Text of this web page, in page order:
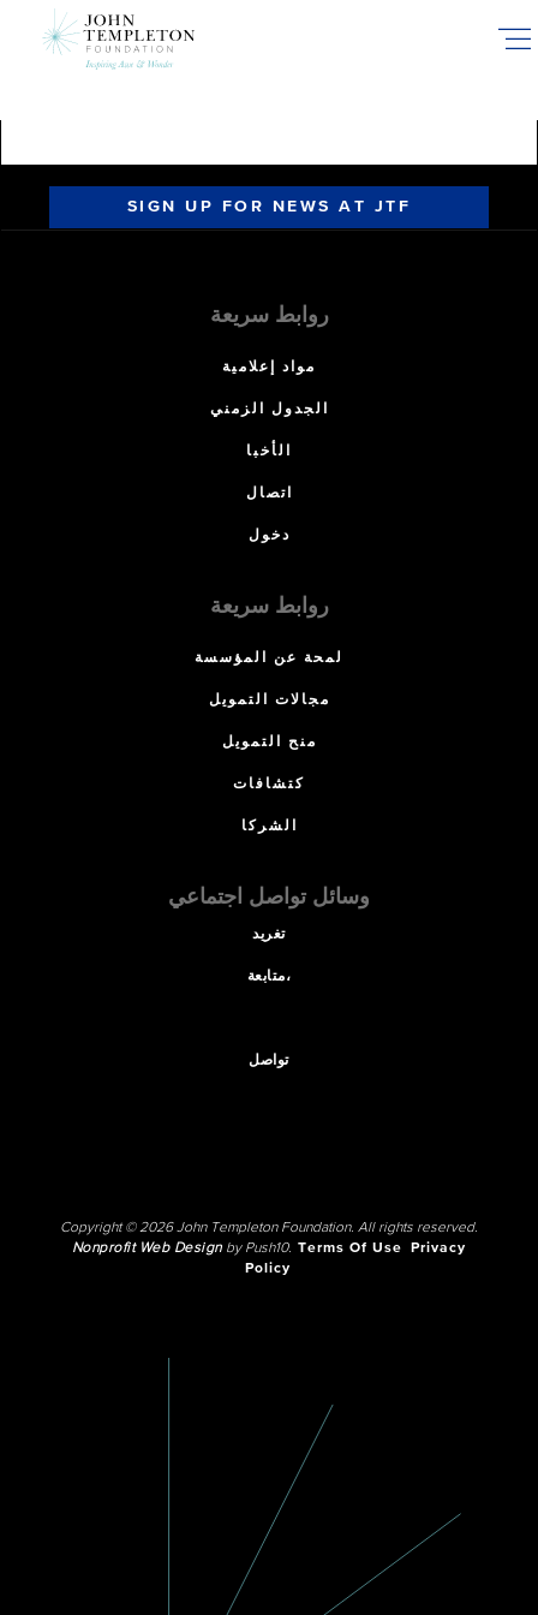
SIGN UP FOR NEWS AT JTF
روابط سريعة
مواد إعلامية
الجدول الزمني
الأخبا
اتصال
دخول
روابط سريعة
لمحة عن المؤسسة
مجالات التمويل
منح التمويل
كتشافات
الشركا
وسائل تواصل اجتماعي
تغريد
متابعة،
تواصل
Copyright © 2026 John Templeton Foundation. All rights reserved.
Nonprofit Web Designby Push10. Terms Of Use
Privacy
Policy